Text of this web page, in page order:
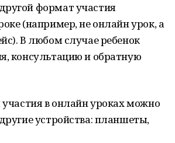
формат участия
(например, не онлайн урок, а
В любом случае ребенок
консультацию и обратную
в онлайн уроках можно
устройства: планшеты,